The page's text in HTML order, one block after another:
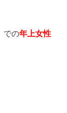
での年上女性